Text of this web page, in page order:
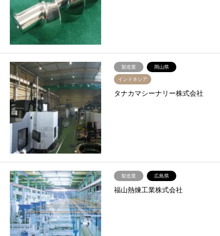
製造業 岡山県
インドネシア
タナカマシーナリー株式会社
製造業 広島県
福山熱煉工業株式会社